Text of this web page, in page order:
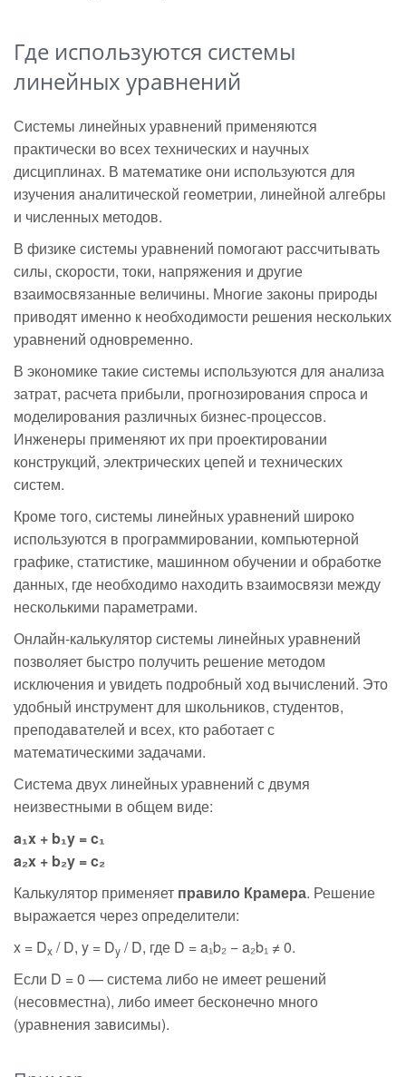
Где используются системы
линейных уравнений
Системы линейных уравнений применяются
практически во всех технических и научных
дисциплинах. В математике они используются для
изучения аналитической геометрии, линейной алгебры
и численных методов.
В физике системы уравнений помогают рассчитывать
силы, скорости, токи, напряжения и другие
взаимосвязанные величины. Многие законы природы
приводят именно к необходимости решения нескольких
уравнений одновременно.
В экономике такие системы используются для анализа
затрат, расчета прибыли, прогнозирования спроса и
моделирования различных бизнес-процессов.
Инженеры применяют их при проектировании
конструкций, электрических цепей и технических
систем.
Кроме того, системы линейных уравнений широко
используются в программировании, компьютерной
графике, статистике, машинном обучении и обработке
данных, где необходимо находить взаимосвязи между
несколькими параметрами.
Онлайн-калькулятор системы линейных уравнений
позволяет быстро получить решение методом
исключения и увидеть подробный ход вычислений. Это
удобный инструмент для школьников, студентов,
преподавателей и всех, кто работает с
математическими задачами.
Система двух линейных уравнений с двумя
неизвестными в общем виде:
a₁x + b₁y = c₁
a₂x + b₂y = c₂
Калькулятор применяет правило Крамера. Решение
выражается через определители:
x = Dx / D, y = Dy / D, где D = a₁b₂ − a₂b₁ ≠ 0.
Если D = 0 — система либо не имеет решений
(несовместна), либо имеет бесконечно много
(уравнения зависимы).